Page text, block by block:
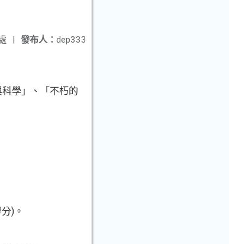
發布人： dep333
|
學」、「不朽的
)。